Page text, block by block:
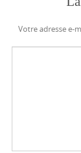
Votre adresse e-